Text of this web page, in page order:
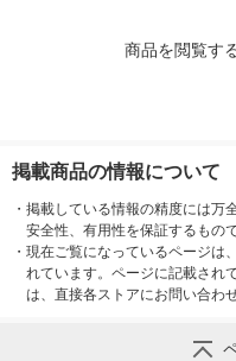
商品を閲覧す
掲載商品の情報について
・ 掲載している情報の精度には万
安全性、有用性を保証するもの
・ 現在ご覧になっているページは
れています。ページに記載され
は、直接各ストアにお問い合わ